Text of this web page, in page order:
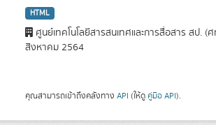
HTML
ศูนย์เทคโนโลยีสารสนเทศและการสื่อสาร สป. (
สิงหาคม 2564
คุณสามารถเข้าถึงคลังทาง API (ให้ดู คู่มือ API).